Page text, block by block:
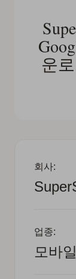
운
회사:
업종:
모바